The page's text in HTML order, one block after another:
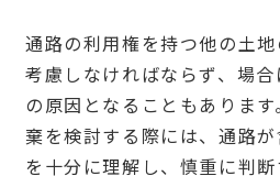
通路の利用権を持つ他の土
考慮しなければならず、場
の原因となることもありま
棄を検討する際には、通路
を十分に理解し、慎重に判